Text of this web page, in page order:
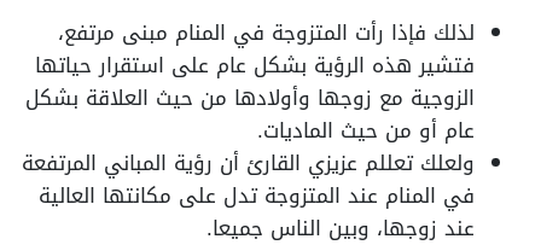
لذلك فإذا رأت المتزوجة في المنام مبنى مرتفع،
فتشير هذه الرؤية بشكل عام على استقرار حياتها
الزوجية مع زوجها وأولادها من حيث العلاقة بشكل
عام أو من حيث الماديات.
ولعلك تعللم عزيزي القارئ أن رؤية المباني المرتفعة
في المنام عند المتزوجة تدل على مكانتها العالية
عند زوجها، وبين الناس جميعا.